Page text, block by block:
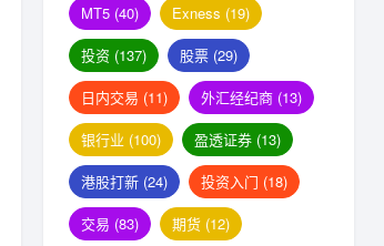
MT5 (40) Exness (19)
投资 (137) 股票 (29)
日内交易 (11) 外汇经纪商 (13)
银行业 (100) 盈透证券 (13)
港股打新 (24) 投资入门 (18)
交易 (83) 期货 (12)